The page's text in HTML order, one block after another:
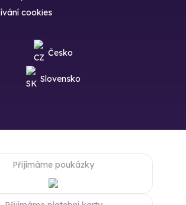
cookies
Česko
Slovensko
Přijímáme poukázky